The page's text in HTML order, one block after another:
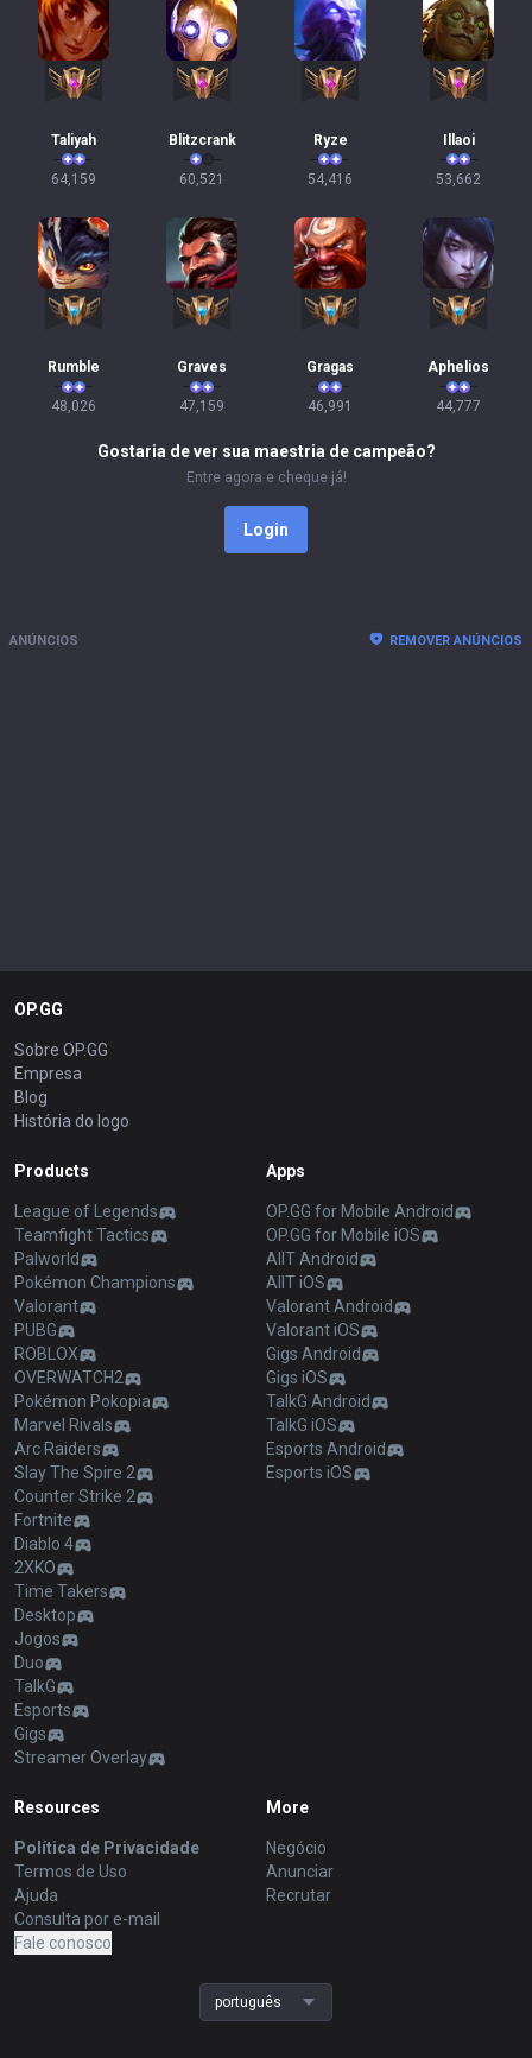
Taliyah
64,159
Blitzcrank
60,521
Ryze
54,416
Illaoi
53,662
Rumble
48,026
Graves
47,159
Gragas
46,991
Aphelios
44,777
Gostaria de ver sua maestria de campeão?
Entre agora e cheque já!
Login
ANÚNCIOS REMOVER ANÚNCIOS
OP.GG
Sobre OP.GG
Empresa
Blog
História do logo
Products
League of Legends
Teamfight Tactics
Palworld
Pokémon Champions
Valorant
PUBG
ROBLOX
OVERWATCH2
Pokémon Pokopia
Marvel Rivals
Arc Raiders
Slay The Spire 2
Counter Strike 2
Fortnite
Diablo 4
2XKO
Time Takers
Desktop
Jogos
Duo
TalkG
Esports
Gigs
Streamer Overlay
Apps
OP.GG for Mobile Android
OP.GG for Mobile iOS
AllT Android
AllT iOS
Valorant Android
Valorant iOS
Gigs Android
Gigs iOS
TalkG Android
TalkG iOS
Esports Android
Esports iOS
Resources
Política de Privacidade
Termos de Uso
Ajuda
Consulta por e-mail
Fale conosco
More
Negócio
Anunciar
Recrutar
português